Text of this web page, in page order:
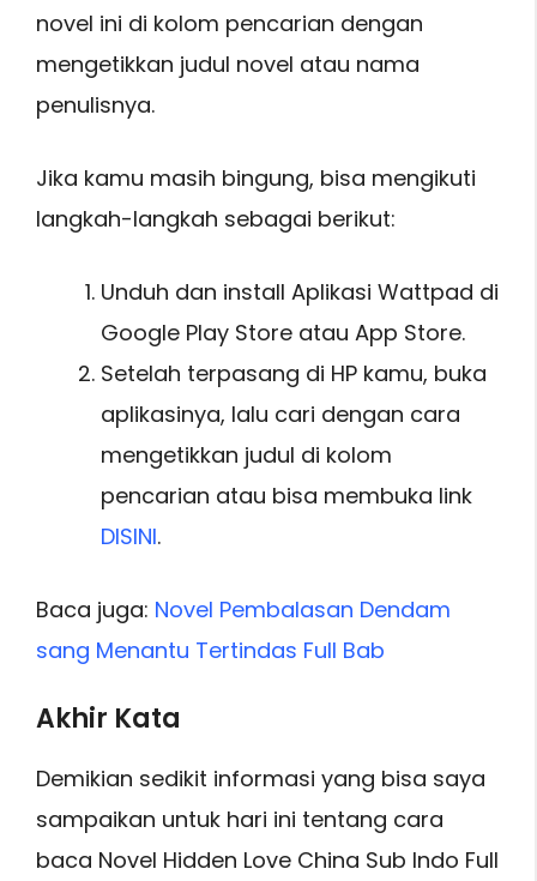
novel ini di kolom pencarian dengan
mengetikkan judul novel atau nama
penulisnya.
Jika kamu masih bingung, bisa mengikuti
langkah-langkah sebagai berikut:
Unduh dan install Aplikasi Wattpad di
Google Play Store atau App Store.
Setelah terpasang di HP kamu, buka
aplikasinya, lalu cari dengan cara
mengetikkan judul di kolom
pencarian atau bisa membuka link
DISINI.
Baca juga: Novel Pembalasan Dendam
sang Menantu Tertindas Full Bab
Akhir Kata
Demikian sedikit informasi yang bisa saya
sampaikan untuk hari ini tentang cara
baca Novel Hidden Love China Sub Indo Full